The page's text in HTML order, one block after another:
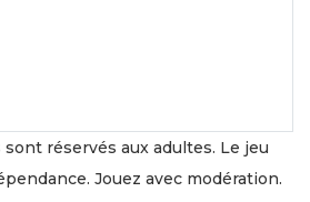
réservés aux adultes. Le jeu
Jouez avec modération.